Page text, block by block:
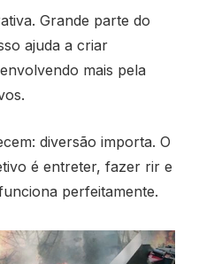
Grande parte do
ajuda a criar
mais pela
diversão importa. O
é entreter, fazer rir e
perfeitamente.